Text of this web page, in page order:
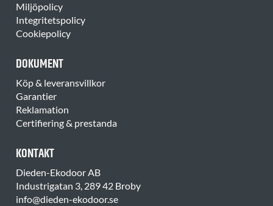
Miljöpolicy
Integritetspolicy
Cookiepolicy
DOKUMENT
Köp & leveransvillkor
Garantier
Reklamation
Certifiering & prestanda
KONTAKT
Dieden-Ekodoor AB
Industrigatan 3, 289 42 Broby
info@dieden-ekodoor.se